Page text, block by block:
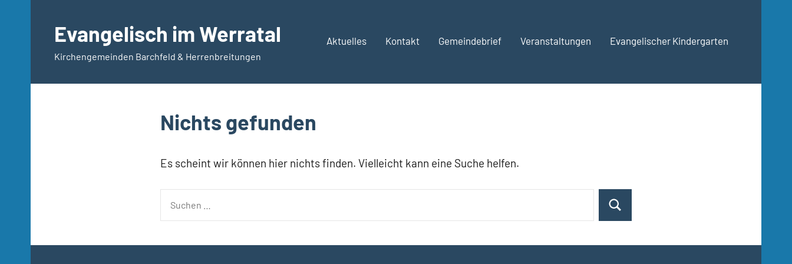
springenEvangelisch im Werratal
Kirchengemeinden Barchfeld & Herrenbreitungen
Aktuelles Kontakt Gemeindebrief Veranstaltungen Evangelischer Kindergarten
Nichts gefunden
Es scheint wir können hier nichts finden. Vielleicht kann eine Suche helfen.
nach:
Suchen